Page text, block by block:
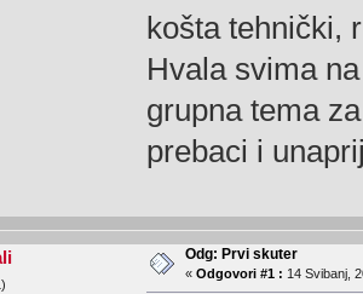
košta tehnički,
Hvala svima
grupna tema
prebaci i
)
Odg: Prvi skuter
« Odgovori #1 : 14 Svibanj,